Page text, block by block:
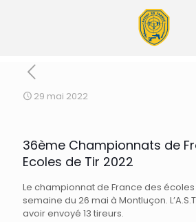
29 mai 2022
36ème Championnats de
Ecoles de Tir 2022
Le championnat de France des
semaine du 26 mai à Montluçon.
avoir envoyé 13 tireurs.